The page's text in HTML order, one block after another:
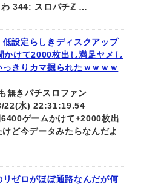
わ 344: スロパチℤ …
低設定らしきディスクアップ
かけて2000枚出し満足ヤメし
っきりカマ掘られたｗｗｗｗ
無きパチスロファン
22(水) 22:31:19.54
ゲームかけて+2000枚出
ど今データみたらなんだよ
リゼロがほぼ通路なんだが何